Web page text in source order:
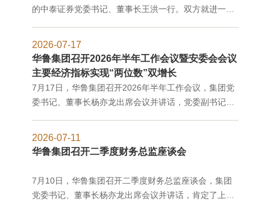
的中泰证券党委书记、董事长王洪一行。双方就进一步
见。
2026-07-17
华鲁集团召开2026年半年工作会议暨安委会会议
主要经济指标实现“两位数”双增长
7月17日，华鲁集团召开2026年半年工作会议，集团党
委书记、董事长杨亦龙出席会议并讲话，党委副书记、
2026-07-11
华鲁集团召开二季度财务总监座谈会
7月10日，华鲁集团召开二季度财务总监座谈会，集团
党委书记、董事长杨亦龙出席会议并讲话，肯定了上半